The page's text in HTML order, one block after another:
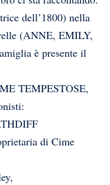
dell’1800) nella
(ANNE, EMILY,
è presente il
TEMPESTOSE,
di Cime